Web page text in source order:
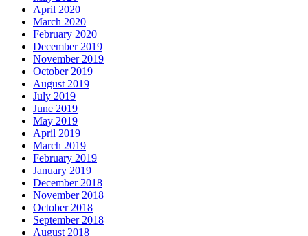
April 2020
March 2020
February 2020
December 2019
November 2019
October 2019
August 2019
July 2019
June 2019
May 2019
April 2019
March 2019
February 2019
January 2019
December 2018
November 2018
October 2018
September 2018
August 2018